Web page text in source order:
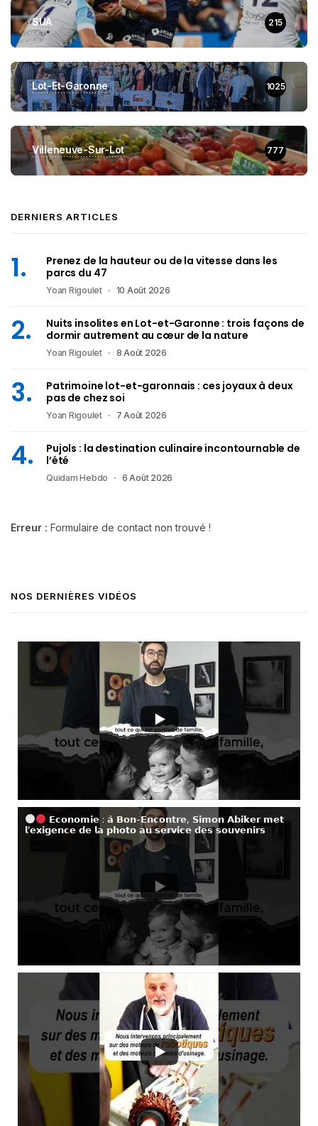
SUA 215
Lot-Et-Garonne 1025
Villeneuve-Sur-Lot 777
DERNIERS ARTICLES
Prenez de la hauteur ou de la vitesse dans les
parcs du 47
Yoan Rigoulet 10 Août 2026
Nuits insolites en Lot-et-Garonne : trois façons de
dormir autrement au cœur de la nature
Yoan Rigoulet 8 Août 2026
Patrimoine lot-et-garonnais : ces joyaux à deux
pas de chez soi
Yoan Rigoulet 7 Août 2026
Pujols : la destination culinaire incontournable de
l’été
Quidam Hebdo 6 Août 2026
Erreur : Formulaire de contact non trouvé !
NOS DERNIÈRES VIDÉOS
𝗘𝗰𝗼𝗻𝗼𝗺𝗶𝗲 : 𝗮̀ 𝗕𝗼𝗻-𝗘𝗻𝗰𝗼𝗻𝘁𝗿𝗲, 𝗦𝗶𝗺𝗼𝗻 𝗔𝗯𝗶𝗸𝗲𝗿 𝗺𝗲𝘁
𝗹’𝗲𝘅𝗶𝗴𝗲𝗻𝗰𝗲 𝗱𝗲 𝗹𝗮 𝗽𝗵𝗼𝘁𝗼 𝗮𝘂 𝘀𝗲𝗿𝘃𝗶𝗰𝗲 𝗱𝗲𝘀 𝘀𝗼𝘂𝘃𝗲𝗻𝗶𝗿𝘀